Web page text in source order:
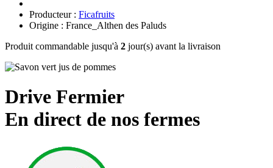
Producteur : Ficafruits
Origine : France_Althen des Paluds
Produit commandable jusqu'à 2 jour(s) avant la livraison
Drive Fermier
En direct de nos fermes